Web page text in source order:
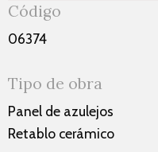
Código
06374
Tipo de obra
Panel de azulejos
Retablo cerámico